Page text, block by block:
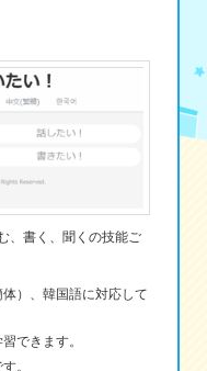
、書く、聞くの技能ご
）、韓国語に対応して
できます。
。